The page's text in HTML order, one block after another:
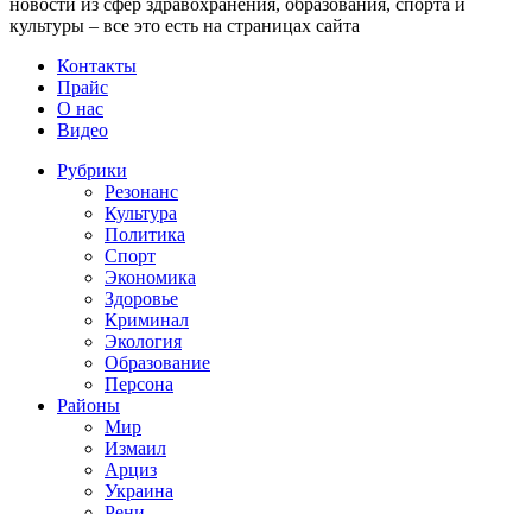
новости из сфер здравохранения, образования, спорта и
культуры – все это есть на страницах сайта
Контакты
Прайс
О нас
Видео
Рубрики
Резонанс
Культура
Политика
Спорт
Экономика
Здоровье
Криминал
Экология
Образование
Персона
Районы
Мир
Измаил
Арциз
Украина